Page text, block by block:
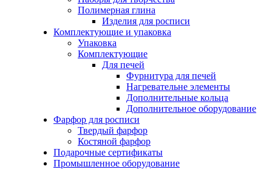
Полимерная глина
Изделия для росписи
Комплектующие и упаковка
Упаковка
Комплектующие
Для печей
Фурнитура для печей
Нагревательне элементы
Дополнительные кольца
Дополнительное оборудование
Фарфор для росписи
Твердый фарфор
Костяной фарфор
Подарочные сертификаты
Промышленное оборудование